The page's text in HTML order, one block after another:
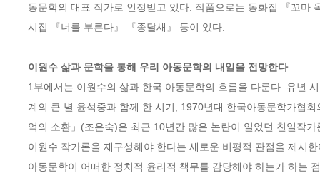
동문학의 대표 작가로 인정받고 있다. 작품으로는 동화집 『꼬마
시집 『너를 부른다』 『종달새』 등이 있다.
이원수 삶과 문학을 통해 우리 아동문학의 내일을 전망한다
1부에서는 이원수의 삶과 한국 아동문학의 흐름을 다룬다. 유년
계의 큰 별 윤석중과 함께 한 시기, 1970년대 한국아동문학가협
억의 소환」(조은숙)은 최근 10년간 많은 논란이 일었던 친일작
이원수 작가론을 재구성해야 한다는 새로운 비평적 관점을 제시
아동문학이 어떠한 정치적 윤리적 책무를 감당해야 하는가 하는